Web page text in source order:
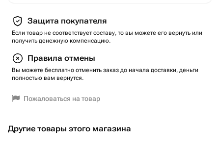
Защита покупателя
Если товар не соответствует составу, то вы можете его вернуть или
получить денежную компенсацию.
Правила отмены
Вы можете бесплатно отменить заказ до начала доставки, деньги
полностью вам вернутся.
Пожаловаться на товар
Другие товары этого магазина